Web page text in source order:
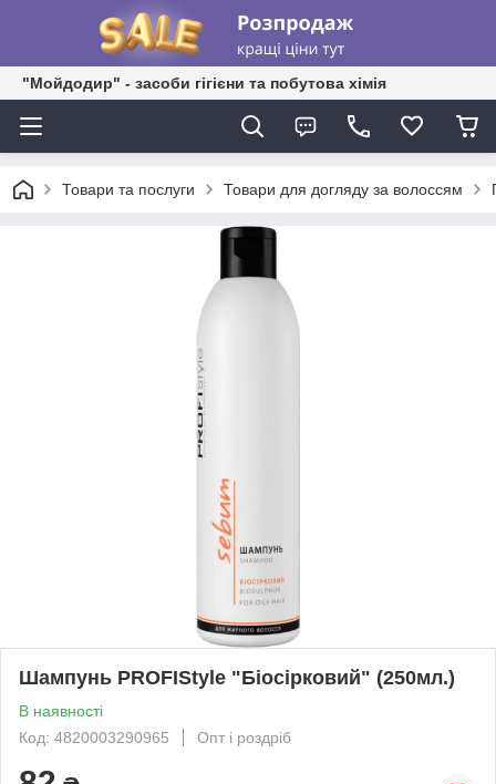
"Мойдодир" - засоби гігієни та побутова хімія
Товари та послуги Товари для догляду за волоссям
Шампунь PROFIStyle "Біосірковий" (250мл.)
В наявності
Код: 4820003290965
Опт і роздріб